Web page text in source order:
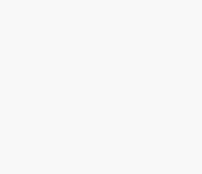
》 개최
국제공모전 대상작에 데이비드 라우어의